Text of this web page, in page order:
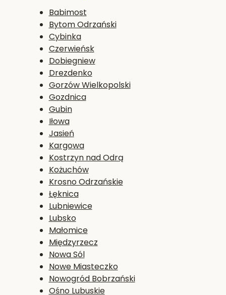
Babimost
Bytom Odrzański
Cybinka
Czerwieńsk
Dobiegniew
Drezdenko
Gorzów Wielkopolski
Gozdnica
Gubin
Iłowa
Jasień
Kargowa
Kostrzyn nad Odrą
Kożuchów
Krosno Odrzańskie
Łęknica
Lubniewice
Lubsko
Małomice
Międzyrzecz
Nowa Sól
Nowe Miasteczko
Nowogród Bobrzański
Ośno Lubuskie